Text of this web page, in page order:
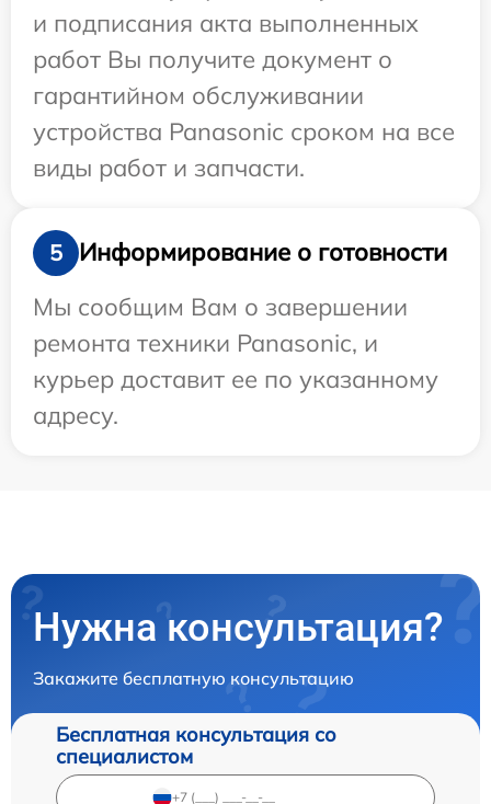
и подписания акта выполненных
работ Вы получите документ о
гарантийном обслуживании
устройства Panasonic сроком на все
виды работ и запчасти.
5
Информирование о готовности
Мы сообщим Вам о завершении
ремонта техники Panasonic, и
курьер доставит ее по указанному
адресу.
Нужна консультация?
Закажите бесплатную консультацию
Бесплатная консультация со
специалистом